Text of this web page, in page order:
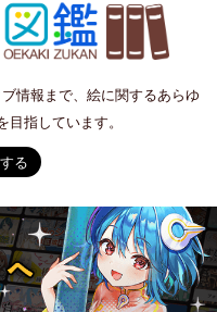
情報まで、絵に関するあらゆ
指しています。